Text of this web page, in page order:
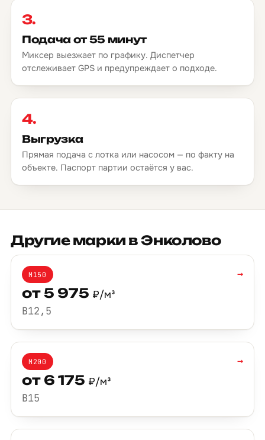
3.
Подача от 55 минут
Миксер выезжает по графику. Диспетчер
отслеживает GPS и предупреждает о подходе.
4.
Выгрузка
Прямая подача с лотка или насосом — по факту на
объекте. Паспорт партии остаётся у вас.
Другие марки в Энколово
М150
от 5 975 ₽/м³
B12,5
→
М200
от 6 175 ₽/м³
B15
→